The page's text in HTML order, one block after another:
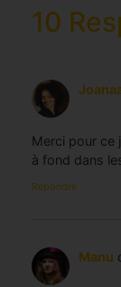
10
Merci pour ce
à fond dans
Répondre
Manu